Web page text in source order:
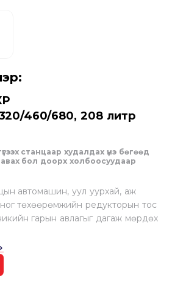
460/680, 208 литр
станцаар худалдах үнэ бөгөөд
авах бол доорх холбоосуудаар
автомашин, уул уурхай, аж
төхөөрөмжийн редукторын тос
гарын авлагыг дагаж мөрдөх